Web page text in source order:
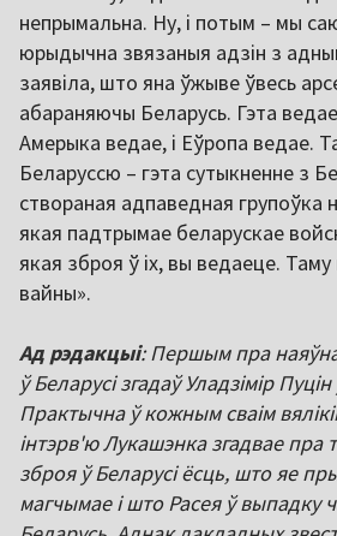
непрымальна. Ну, і потым – мы
юрыдычна звязаныя адзін з
заявіла, што яна ўжыве ўвесь
абараняючы Беларусь. Гэта
Амерыка ведае, і Еўропа ведае.
Беларуссю – гэта сутыкненне з
створаная адпаведная групоўка
якая падтрымае беларускае
якая зброя ў іх, вы ведаеце.
вайны».
Ад рэдакцыі: Першым пра
ў Беларусі згадаў Уладзімір
Практычна ў кожным сваім
інтэрв'ю Лукашэнка згадвае пра
зброя ў Беларусі ёсць, што яе
магчымае і што Расея ў выпадку